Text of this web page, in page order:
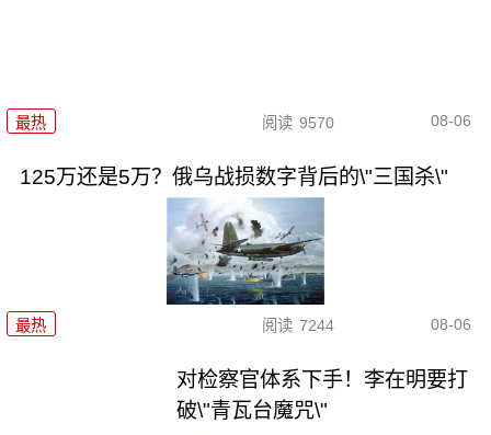
最热 阅读 9570 08-06
125万还是5万？俄乌战损数字背后的\"三国杀\"
最热 阅读 7244 08-06
对检察官体系下手！李在明要打
破\"青瓦台魔咒\"